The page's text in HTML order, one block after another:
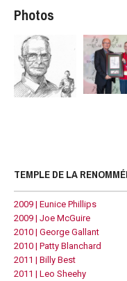
Photos
TEMPLE DE LA
2009 | Eunice Phillips
2009 | Joe McGuire
2010 | George Gallant
2010 | Patty Blanchard
2011 | Billy Best
2011 | Leo Sheehy